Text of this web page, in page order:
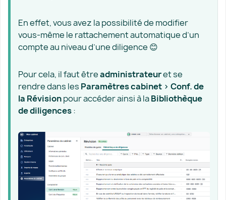
En effet, vous avez la possibilité de modifier
vous-même le rattachement automatique d’un
compte au niveau d’une diligence 😊
Pour cela, il faut êtreadministrateuret se
rendre dans les Paramètres cabinet > Conf. de
la Révisionpour accéder ainsi à laBibliothèque
de diligences: